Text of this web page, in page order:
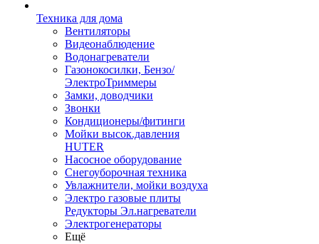
Техника для дома
Вентиляторы
Видеонаблюдение
Водонагреватели
Газонокосилки, Бензо/
ЭлектроТриммеры
Замки, доводчики
Звонки
Кондиционеры/фитинги
Мойки высок.давления
HUTER
Насосное оборудование
Снегоуборочная техника
Увлажнители, мойки воздуха
Электро газовые плиты
Редукторы Эл.нагреватели
Электрогенераторы
Ещё